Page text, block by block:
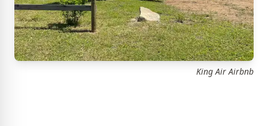
King Air Airbnb